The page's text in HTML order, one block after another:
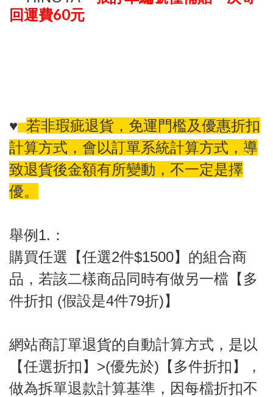
回運費60元
♥️ 若非瑕疵退貨，免運門檻及優惠折扣
計算方式，會以訂單系統計算方式，導
致退貨後金額有所變動，不一定是擇
優。
舉例1.：
購買任選【任選2件$1500】的組合商
品，若該二樣商品同時有做另一檔【多
件折扣 (假設是4件79折)】
網站商訂單退貨的自動計算方式，是以
【任選折扣】>(優先於)【多件折扣】，
做為拆單退款計算基準， 因每檔折扣不